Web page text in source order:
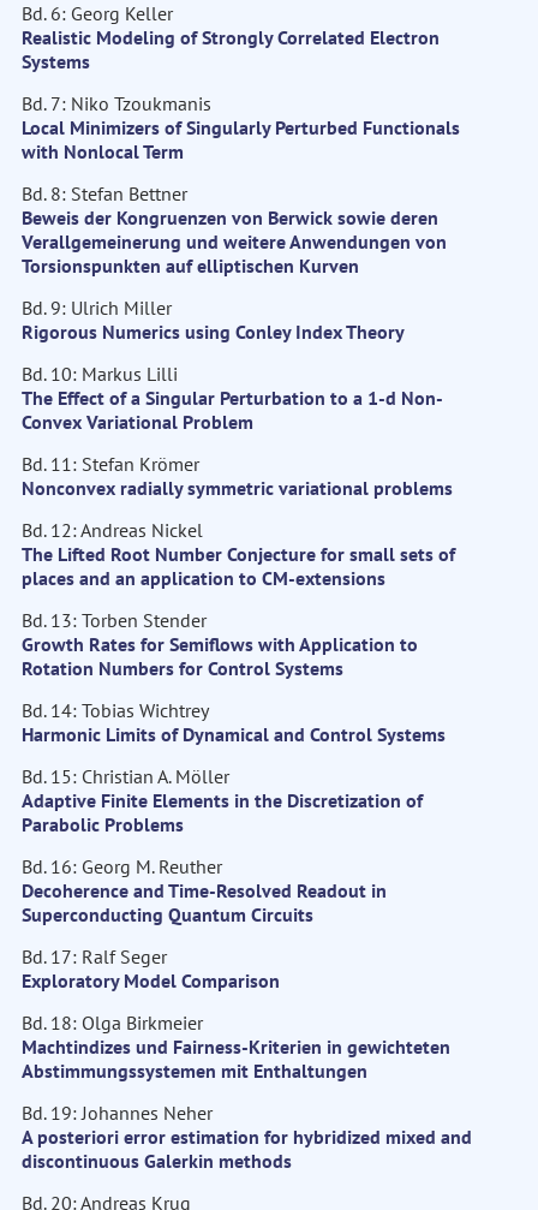
Bd. 6: Georg Keller
Realistic Modeling of Strongly Correlated Electron
Systems
Bd. 7: Niko Tzoukmanis
Local Minimizers of Singularly Perturbed Functionals
with Nonlocal Term
Bd. 8: Stefan Bettner
Beweis der Kongruenzen von Berwick sowie deren
Verallgemeinerung und weitere Anwendungen von
Torsionspunkten auf elliptischen Kurven
Bd. 9: Ulrich Miller
Rigorous Numerics using Conley Index Theory
Bd. 10: Markus Lilli
The Effect of a Singular Perturbation to a 1-d Non-
Convex Variational Problem
Bd. 11: Stefan Krömer
Nonconvex radially symmetric variational problems
Bd. 12: Andreas Nickel
The Lifted Root Number Conjecture for small sets of
places and an application to CM-extensions
Bd. 13: Torben Stender
Growth Rates for Semiflows with Application to
Rotation Numbers for Control Systems
Bd. 14: Tobias Wichtrey
Harmonic Limits of Dynamical and Control Systems
Bd. 15: Christian A. Möller
Adaptive Finite Elements in the Discretization of
Parabolic Problems
Bd. 16: Georg M. Reuther
Decoherence and Time-Resolved Readout in
Superconducting Quantum Circuits
Bd. 17: Ralf Seger
Exploratory Model Comparison
Bd. 18: Olga Birkmeier
Machtindizes und Fairness-Kriterien in gewichteten
Abstimmungssystemen mit Enthaltungen
Bd. 19: Johannes Neher
A posteriori error estimation for hybridized mixed and
discontinuous Galerkin methods
Bd. 20: Andreas Krug